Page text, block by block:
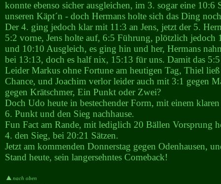
konnte ebenso sicher ausgleichen, im 3. sogar eine 10:6
unseren Käpt´n - doch Hermans holte sich das Ding
Der 4. ging jedoch klar mit 11:3 an Jens, jetzt der 5.
5:2 vorne, Jens holte auf, 6:5 Führung, plötzlich jedoch
und 10:10 Ausgleich, es ging hin und her, Hermans
bei 13:13, doch es half nix, 15:13 für uns. Damit das 5:5
Leider Markus ohne Fortune am heutigen Tag, Thiel
Chance, und Joachim verlor leider auch mit 3:1 gegen
gegen Krätschmer, Ein Punkt oder Zwei?
Doch Udo heute in bestechender Form, mit einem
6. Punkt und den Sieg nachhause.
Fun Fact am Rande, mit lediglich 20 Bällen Vorsprung
4. den Sieg, bei 20:21 Sätzen.
Jetzt am kommenden Donnerstag gegen Odenhausen,
Stand heute, sein langersehntes Comeback!
nach oben